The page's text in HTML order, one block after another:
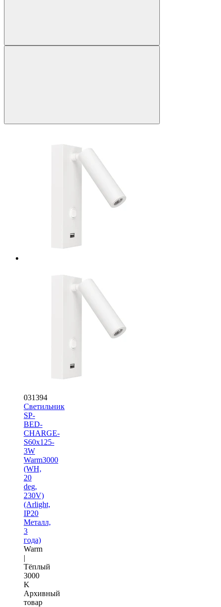
031394
Светильник
SP-
BED-
CHARGE-
S60x125-
3W
Warm3000
(WH,
20
deg,
230V)
(Arlight,
IP20
Металл,
3
года)
Warm
|
Тёплый
3000
K
Архивный
товар